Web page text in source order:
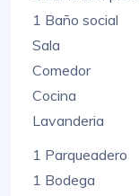
1 Baño social
Sala
Comedor
Cocina
Lavanderia
1 Parqueadero
1 Bodega